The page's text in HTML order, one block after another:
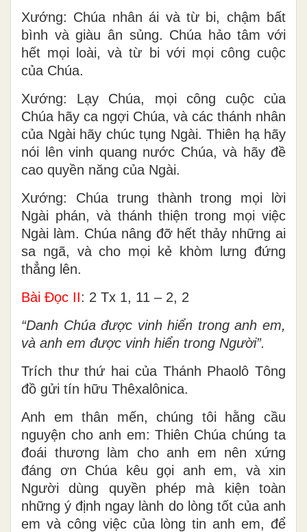
Xướng: Chúa nhân ái và từ bi, chậm bất
bình và giàu ân sủng. Chúa hảo tâm với
hết mọi loài, và từ bi với mọi công cuộc
của Chúa.
Xướng: Lạy Chúa, mọi công cuộc của
Chúa hãy ca ngợi Chúa, và các thánh nhân
của Ngài hãy chúc tụng Ngài. Thiên hạ hãy
nói lên vinh quang nước Chúa, và hãy đề
cao quyền năng của Ngài.
Xướng: Chúa trung thành trong mọi lời
Ngài phán, và thánh thiện trong mọi việc
Ngài làm. Chúa nâng đỡ hết thảy những ai
sa ngã, và cho mọi kẻ khòm lưng đứng
thẳng lên.
Bài Ðọc II: 2 Tx 1, 11 – 2, 2
“Danh Chúa được vinh hiển trong anh em,
và anh em được vinh hiển trong Người”.
Trích thư thứ hai của Thánh Phaolô Tông
đồ gửi tín hữu Thêxalônica.
Anh em thân mến, chúng tôi hằng cầu
nguyện cho anh em: Thiên Chúa chúng ta
đoái thương làm cho anh em nên xứng
đáng ơn Chúa kêu gọi anh em, và xin
Người dùng quyền phép mà kiện toàn
những ý định ngay lành do lòng tốt của anh
em và công việc của lòng tin anh em, để